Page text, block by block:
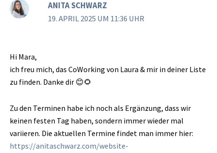
ANITA SCHWARZ
19. APRIL 2025 UM 11:36 UHR
Hi Mara,
ich freu mich, das CoWorking von Laura & mir in deiner Liste
zu finden. Danke dir 😊🌻
Zu den Terminen habe ich noch als Ergänzung, dass wir
keinen festen Tag haben, sondern immer wieder mal
variieren. Die aktuellen Termine findet man immer hier:
https://anitaschwarz.com/website-